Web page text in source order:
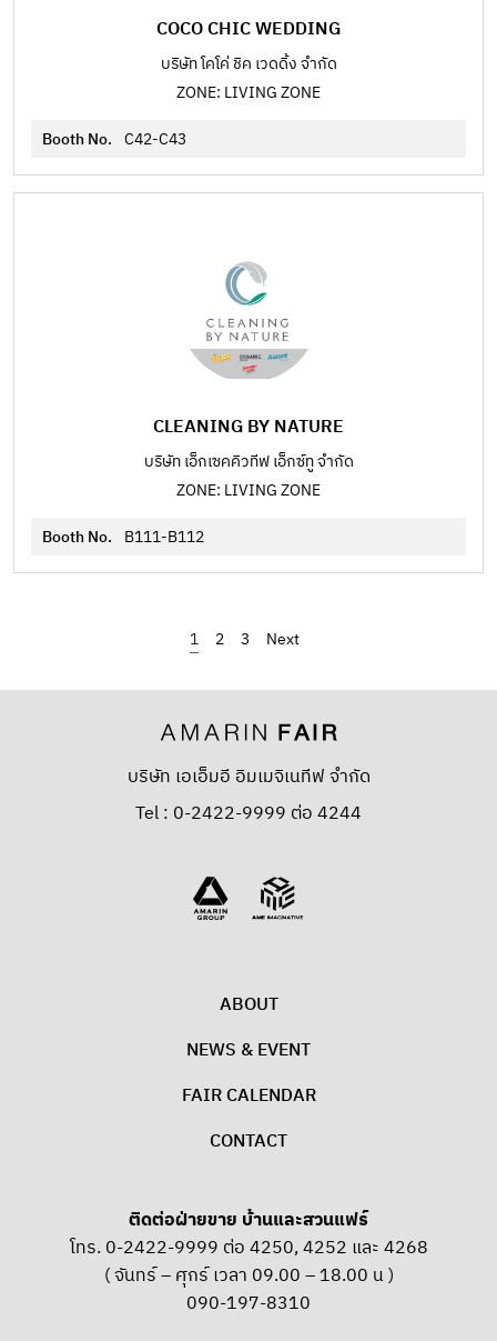
COCO CHIC WEDDING
บริษัท โคโค่ ชิค เวดดิ้ง จำกัด
ZONE: LIVING ZONE
Booth No. C42-C43
CLEANING BY NATURE
บริษัท เอ็กเซคคิวทีฟ เอ็กซ์ทู จำกัด
ZONE: LIVING ZONE
Booth No. B111-B112
1 2 3
บริษัท เอเอ็มอี อิมเมจิเนทีฟ จำกัด
Tel : 0-2422-9999 ต่อ 4244
ABOUT
NEWS & EVENT
FAIR CALENDAR
CONTACT
ติดต่อฝ่ายขาย บ้านและสวนแฟร์
โทร. 0-2422-9999 ต่อ 4250, 4252 และ 4268
( จันทร์ – ศุกร์ เวลา 09.00 – 18.00 น )
090-197-8310